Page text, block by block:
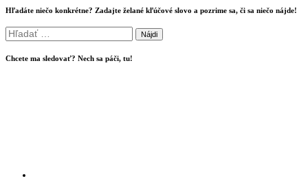
Hľadáte niečo konkrétne? Zadajte želané kľúčové slovo a pozrime sa, či sa niečo nájde!
Hľadať:
Chcete ma sledovať? Nech sa páči, tu!